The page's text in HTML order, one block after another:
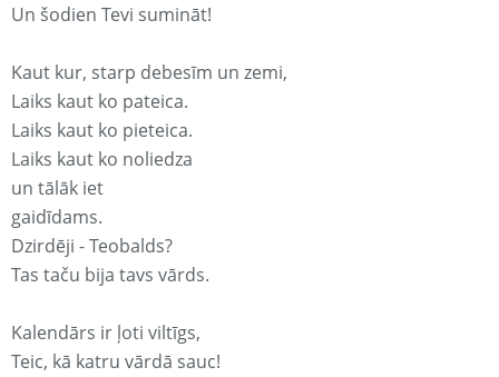
Un šodien Tevi sumināt!
Kaut kur, starp debesīm un zemi,
Laiks kaut ko pateica.
Laiks kaut ko pieteica.
Laiks kaut ko noliedza
un tālāk iet
gaidīdams.
Dzirdēji - Teobalds?
Tas taču bija tavs vārds.
Kalendārs ir ļoti viltīgs,
Teic, kā katru vārdā sauc!